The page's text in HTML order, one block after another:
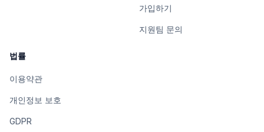
가입하기
지원팀 문의
법률
이용약관
개인정보 보호
GDPR